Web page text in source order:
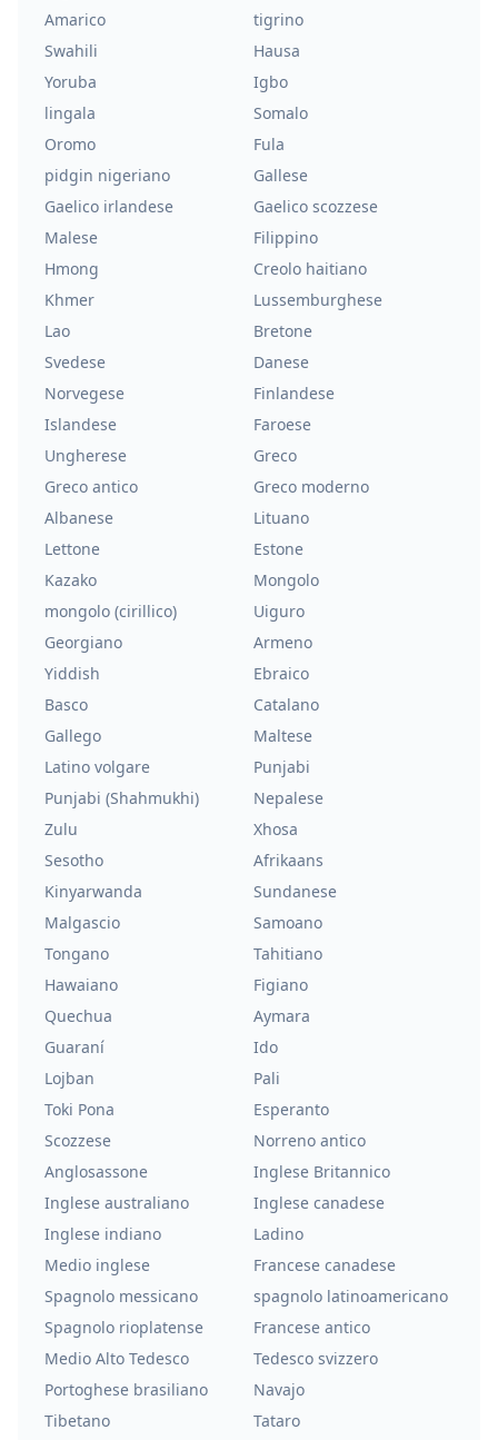
Amarico
tigrino
Swahili
Hausa
Yoruba
Igbo
lingala
Somalo
Oromo
Fula
pidgin nigeriano
Gallese
Gaelico irlandese
Gaelico scozzese
Malese
Filippino
Hmong
Creolo haitiano
Khmer
Lussemburghese
Lao
Bretone
Svedese
Danese
Norvegese
Finlandese
Islandese
Faroese
Ungherese
Greco
Greco antico
Greco moderno
Albanese
Lituano
Lettone
Estone
Kazako
Mongolo
mongolo (cirillico)
Uiguro
Georgiano
Armeno
Yiddish
Ebraico
Basco
Catalano
Gallego
Maltese
Latino volgare
Punjabi
Punjabi (Shahmukhi)
Nepalese
Zulu
Xhosa
Sesotho
Afrikaans
Kinyarwanda
Sundanese
Malgascio
Samoano
Tongano
Tahitiano
Hawaiano
Figiano
Quechua
Aymara
Guaraní
Ido
Lojban
Pali
Toki Pona
Esperanto
Scozzese
Norreno antico
Anglosassone
Inglese Britannico
Inglese australiano
Inglese canadese
Inglese indiano
Ladino
Medio inglese
Francese canadese
Spagnolo messicano
spagnolo latinoamericano
Spagnolo rioplatense
Francese antico
Medio Alto Tedesco
Tedesco svizzero
Portoghese brasiliano
Navajo
Tibetano
Tataro